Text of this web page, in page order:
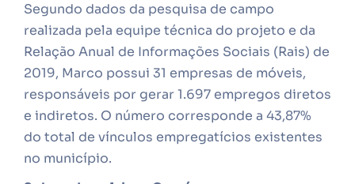
Segundo dados da pesquisa de campo
realizada pela equipe técnica do projeto e da
Relação Anual de Informações Sociais (Rais) de
2019, Marco possui 31 empresas de móveis,
responsáveis por gerar 1.697 empregos diretos
e indiretos. O número corresponde a 43,87%
do total de vínculos empregatícios existentes
no município.